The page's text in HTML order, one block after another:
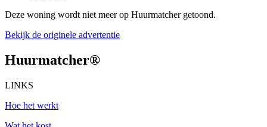
Deze woning wordt niet meer op Huurmatcher getoond.
Bekijk de originele advertentie
Huurmatcher®
LINKS
Hoe het werkt